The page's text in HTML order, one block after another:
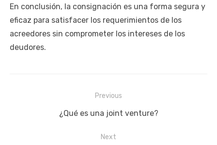
En conclusión, la consignación es una forma segura y
eficaz para satisfacer los requerimientos de los
acreedores sin comprometer los intereses de los
deudores.
Previous
Previous
¿Qué es una joint venture?
Next